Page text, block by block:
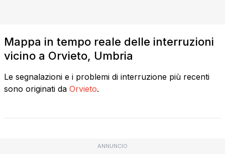
Mappa in tempo reale delle interruzioni
vicino a Orvieto, Umbria
Le segnalazioni e i problemi di interruzione più recenti
sono originati da Orvieto.
ANNUNCIO